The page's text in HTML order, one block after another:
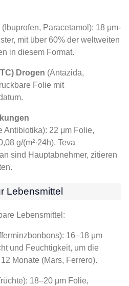
(Ibuprofen, Paracetamol): 18 μm-
mit über 60% der weltweiten
in diesem Format.
Drogen (Antazida,
Folie mit
Antibiotika): 22 μm Folie,
g/(m²·24h). Teva
sind Hauptabnehmer, zitieren
Lebensmittel
Lebensmittel:
16–18 μm
und Feuchtigkeit, um die
Monate (Mars, Ferrero).
18–20 μm Folie,